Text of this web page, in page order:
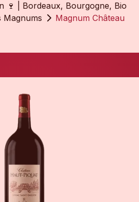
🍷 | Bordeaux, Bourgogne, Bio
Magnums
Magnum Château